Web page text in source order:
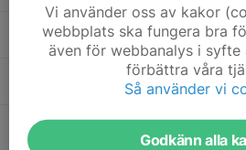
88. Kasper Minnema
92. Albin Meijer
Vi använder oss av kakor
webbplats ska fungera bra
även för webbanalys i
förbättra våra
Så använder vi
Godkänn alla